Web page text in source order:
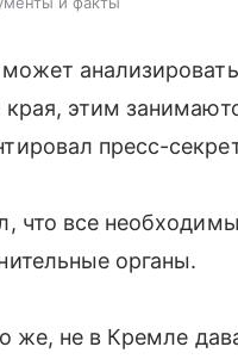
края, этим
пресс-
что все
органы.
же, не в Кремле